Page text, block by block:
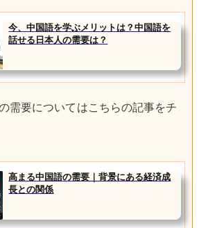
今、中国語を学ぶメリットは？中国語を
話せる日本人の需要は？
需要についてはこちらの記事をチ
高まる中国語の需要｜背景にある経済成
長との関係